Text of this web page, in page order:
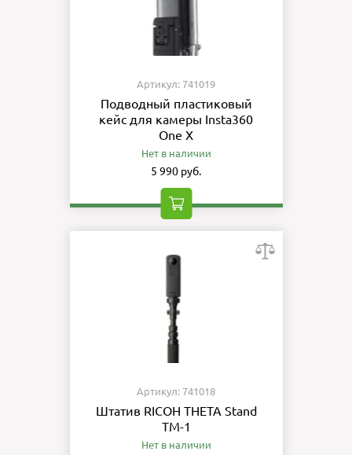
Артикул: 741019
Подводный пластиковый
кейс для камеры Insta360
One X
Нет в наличии
5 990 руб.
Артикул: 741018
Штатив RICOH THETA Stand
TM-1
Нет в наличии